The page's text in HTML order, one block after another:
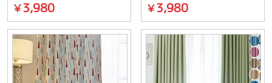
￥3,980 ￥3,980